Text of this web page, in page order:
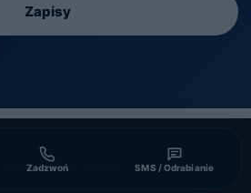
Zapisy
Pływania Dragon
OM Ustawienia cookies
Zadzwoń SMS / Odrabianie